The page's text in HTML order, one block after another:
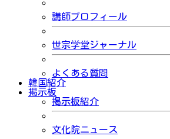
講師プロフィール
世宗学堂ジャーナル
よくある質問
韓国紹介
掲示板
掲示板紹介
文化院ニュース